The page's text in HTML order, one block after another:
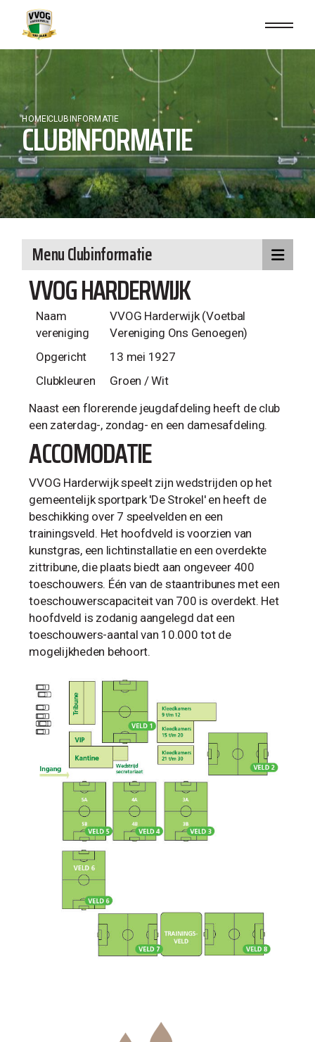
HOMECLUBINFORMATIE
CLUBINFORMATIE
VVOG HARDERWIJK
Naam
vereniging
VVOG Harderwijk (Voetbal
Vereniging Ons Genoegen)
Opgericht
13 mei 1927
Clubkleuren
Groen / Wit
Naast een florerende jeugdafdeling heeft de club
een zaterdag-, zondag- en een damesafdeling.
ACCOMODATIE
VVOG Harderwijk speelt zijn wedstrijden op het
gemeentelijk sportpark 'De Strokel' en heeft de
beschikking over 7 speelvelden en een
trainingsveld. Het hoofdveld is voorzien van
kunstgras, een lichtinstallatie en een overdekte
zittribune, die plaats biedt aan ongeveer 400
toeschouwers. Één van de staantribunes met een
toeschouwerscapaciteit van 700 is overdekt. Het
hoofdveld is zodanig aangelegd dat een
toeschouwers-aantal van 10.000 tot de
mogelijkheden behoort.
Menu Clubinformatie